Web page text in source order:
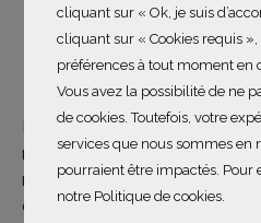
Le Syndicat mixte des
mandaté par ses adhérents
naturels, les protéger et les
entre de bonnes mains, ces
cliquant sur « Ok, je suis
cliquant sur « Cookies requis
préférences à tout moment en
Vous avez la possibilité de ne
de cookies. Toutefois, votre
services que nous sommes en
pourraient être impactés. Pour
notre Politique de cookies.